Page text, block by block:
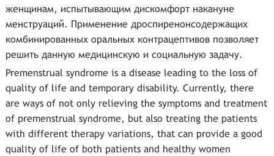
женщинам, испытывающим дискомфорт накануне
менструаций. Применение дроспиренонсодержащих
комбинированных оральных контрацептивов позволяет
решить данную медицинскую и социальную задачу.
Premenstrual syndrome is a disease leading to the loss of
quality of life and temporary disability. Currently, there
are ways of not only relieving the symptoms and treatment
of premenstrual syndrome, but also treating the patients
with different therapy variations, that can provide a good
quality of life of both patients and healthy women